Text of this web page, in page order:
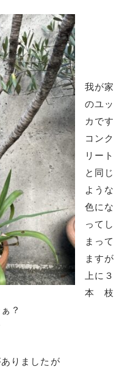
我が家
のユッ
カです
コンク
リート
と同じ
ような
色にな
ってし
まって
ますが
上に３
本 枝
？
りましたが